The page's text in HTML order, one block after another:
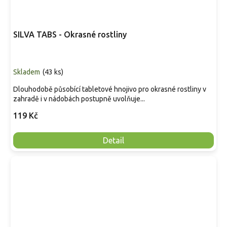
SILVA TABS - Okrasné rostliny
Skladem (43 ks)
119 Kč
Detail
Dlouhodobě působící tabletové hnojivo pro okrasné rostliny v
zahradě i v nádobách postupně uvolňuje...